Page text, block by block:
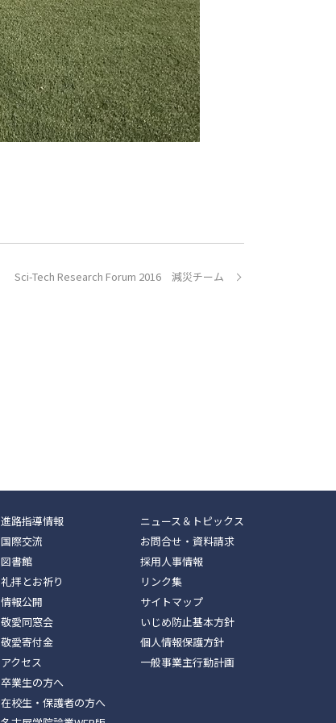
Sci-Tech Research Forum 2016 減災チーム
進路指導情報
国際交流
図書館
礼拝とお祈り
情報公開
敬愛同窓会
敬愛寄付金
アクセス
卒業生の方へ
在校生・保護者の方へ
ニュース＆トピックス
お問合せ・資料請求
採用人事情報
リンク集
サイトマップ
いじめ防止基本方針
個人情報保護方針
一般事業主行動計画